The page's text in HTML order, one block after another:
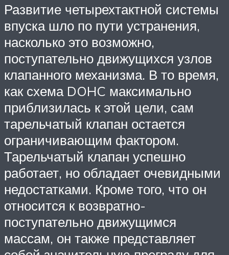
Развитие четырехтактной системы
впуска шло по пути устранения,
насколько это возможно,
поступательно движущихся узлов
клапанного механизма. В то время,
как схема DOHC максимально
приблизилась к этой цели, сам
тарельчатый клапан остается
ограничивающим фактором.
Тарельчатый клапан успешно
работает, но обладает очевидными
недостатками. Кроме того, что он
относится к возвратно-
поступательно движущимся
массам, он также представляет